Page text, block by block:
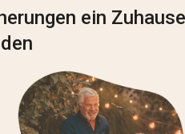
ein Zuhause